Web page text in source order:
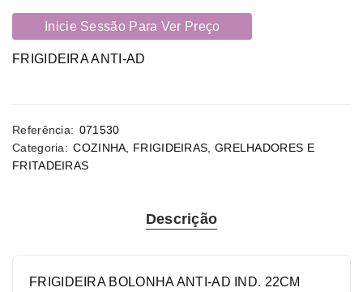
Inicie Sessão Para Ver Preço
FRIGIDEIRA ANTI-AD
Referência: 071530
Categoria: COZINHA
FRIGIDEIRAS, GRELHADORES E
FRITADEIRAS
Descrição
FRIGIDEIRA BOLONHA ANTI-AD IND. 22CM